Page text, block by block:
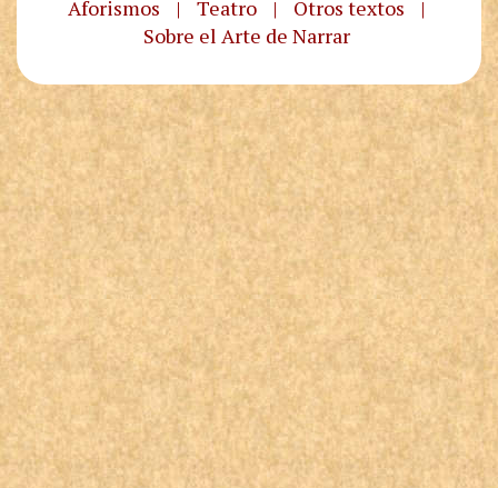
Aforismos
| Teatro | Otros textos
|
Sobre el Arte de Narrar